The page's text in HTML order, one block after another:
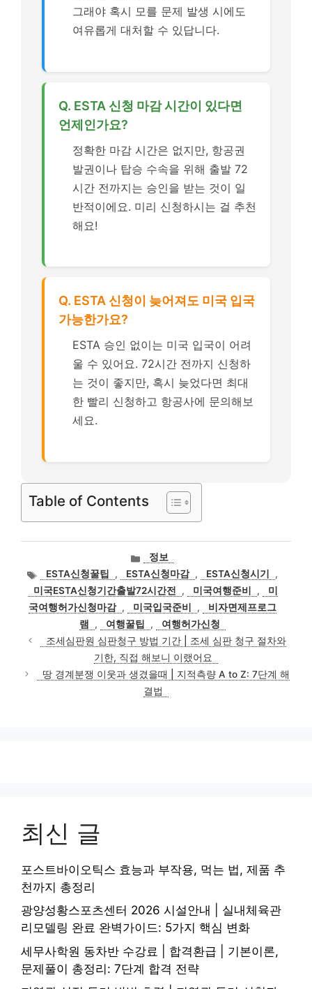
그래야 혹시 모를 문제 발생 시에도
여유롭게 대처할 수 있답니다.
Q. ESTA 신청 마감 시간이 있다면
언제인가요?
정확한 마감 시간은 없지만, 항공권
발권이나 탑승 수속을 위해 출발 72
시간 전까지는 승인을 받는 것이 일
반적이에요. 미리 신청하시는 걸 추천
해요!
Q. ESTA 신청이 늦어져도 미국 입국
가능한가요?
ESTA 승인 없이는 미국 입국이 어려
울 수 있어요. 72시간 전까지 신청하
는 것이 좋지만, 혹시 늦었다면 최대
한 빨리 신청하고 항공사에 문의해보
세요.
Table of Contents
카
테
고
리
정보
태
그
ESTA신청꿀팁 , ESTA신청마감 , ESTA신청시기
,
미국ESTA신청기간출발72시간전
, 미국여행준비 ,
미
국여행허가신청마감 , 미국입국준비 ,
비자면제프로그
램
, 여행꿀팁 ,
여행허가신청
조세심판원 심판청구 방법 기간 | 조세 심판 청구 절차와
기한, 직접 해보니 이랬어요
땅 경계분쟁 이웃과 생겼을때 | 지적측량 A to Z: 7단계 해
결법
최신 글
포스트바이오틱스 효능과 부작용, 먹는 법, 제품 추
천까지 총정리
광양성황스포츠센터 2026 시설안내 | 실내체육관
리모델링 완료 완벽가이드: 5가지 핵심 변화
세무사학원 동차반 수강료 | 합격환급 | 기본이론,
문제풀이 총정리: 7단계 합격 전략